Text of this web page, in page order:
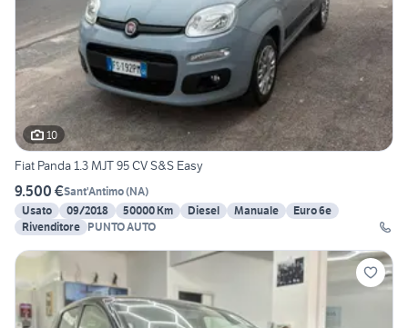
10
Fiat Panda 1.3 MJT 95 CV S&S Easy
9.500 €Sant'Antimo(NA)
Usato
09/2018 50000 Km Diesel Manuale
Euro 6e
Rivenditore PUNTO AUTO